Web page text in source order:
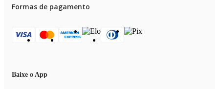
Formas de pagamento
Baixe o App